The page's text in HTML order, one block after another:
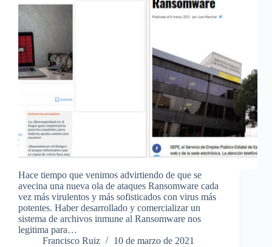
Hace tiempo que venimos advirtiendo de que se
avecina una nueva ola de ataques Ransomware cada
vez más virulentos y más sofisticados con virus más
potentes. Haber desarrollado y comercializar un
sistema de archivos inmune al Ransomware nos
legitima para…
Francisco Ruiz
10 de marzo de 2021